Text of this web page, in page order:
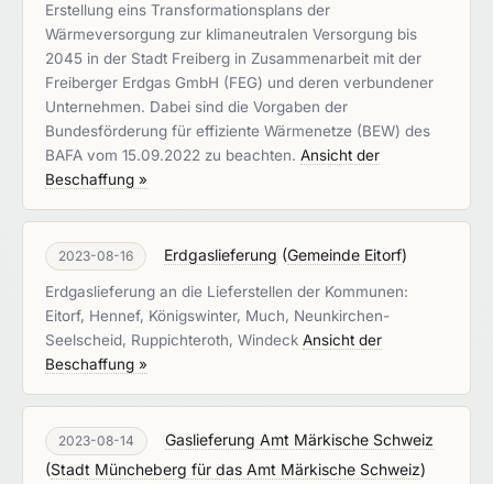
Erstellung eins Transformationsplans der
Wärmeversorgung zur klimaneutralen Versorgung bis
2045 in der Stadt Freiberg in Zusammenarbeit mit der
Freiberger Erdgas GmbH (FEG) und deren verbundener
Unternehmen. Dabei sind die Vorgaben der
Bundesförderung für effiziente Wärmenetze (BEW) des
BAFA vom 15.09.2022 zu beachten. Ansicht der
Beschaffung »
2023-08-16 Erdgaslieferung (Gemeinde Eitorf)
Erdgaslieferung an die Lieferstellen der Kommunen:
Eitorf, Hennef, Königswinter, Much, Neunkirchen-
Seelscheid, Ruppichteroth, Windeck Ansicht der
Beschaffung »
2023-08-14
Gaslieferung Amt Märkische Schweiz
(Stadt Müncheberg für das Amt Märkische Schweiz)